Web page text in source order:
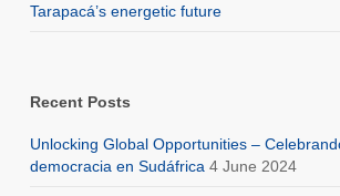
Tarapacá’s energetic future
Recent Posts
Unlocking Global Opportunities –
democracia en Sudáfrica 4 June 2024